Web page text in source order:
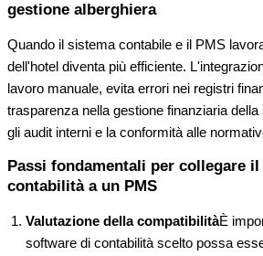
gestione alberghiera
Quando il sistema contabile e il PMS
dell'hotel diventa più efficiente.
lavoro manuale, evita errori nei registri
trasparenza nella gestione finanziaria
gli audit interni e la conformità alle
Passi fondamentali per collegare
contabilità a un PMS
Valutazione della compatibilitàÈ
software di contabilità scelto possa